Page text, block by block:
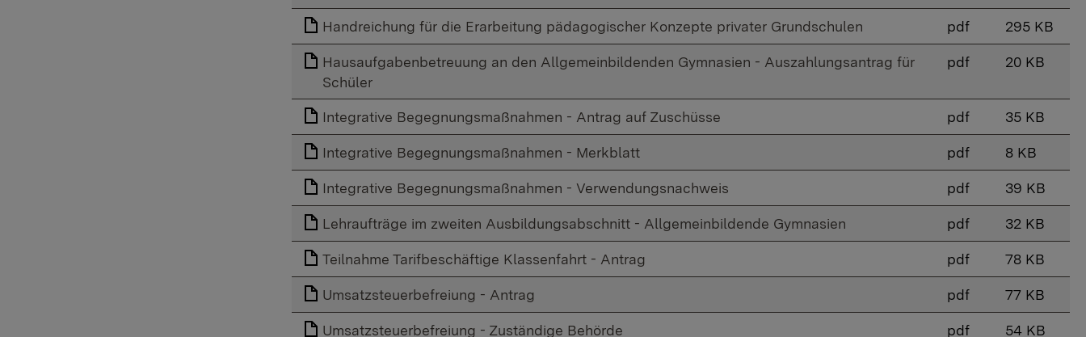
Handreichung für die Erarbeitung pädagogischer Konzepte privater Grundschulen pdf 295 KB
Hausaufgabenbetreuung an den Allgemeinbildenden Gymnasien - Auszahlungsantrag für
Schüler
pdf 20 KB
Integrative Begegnungsmaßnahmen - Antrag auf Zuschüsse pdf 35 KB
Integrative Begegnungsmaßnahmen - Merkblatt pdf 8 KB
Integrative Begegnungsmaßnahmen - Verwendungsnachweis pdf 39 KB
Lehraufträge im zweiten Ausbildungsabschnitt - Allgemeinbildende Gymnasien pdf 32 KB
Teilnahme Tarifbeschäftige Klassenfahrt - Antrag pdf 78 KB
Umsatzsteuerbefreiung - Antrag pdf 77 KB
Umsatzsteuerbefreiung - Zuständige Behörde pdf 54 KB